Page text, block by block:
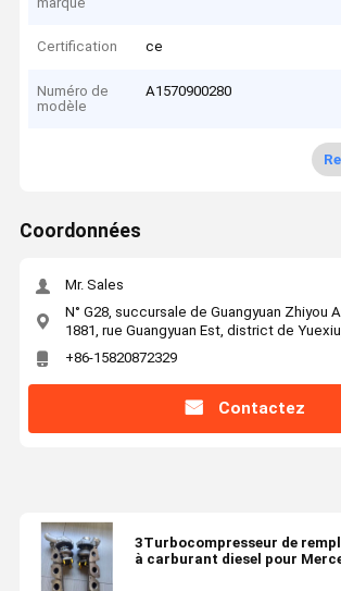
Certification ce
Numéro de
modèle
A1570900280
Coordonnées
Mr. Sales
N° G28, succursale de Guangyuan Zhiyou
1881, rue Guangyuan Est, district de
+86-15820872329
Contactez
3Turbocompresseur de
à carburant diesel pour